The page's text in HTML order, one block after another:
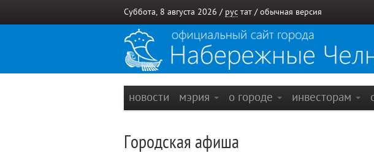
Суббота, 8 августа 2026 / рус тат / обычная версия
новости мэрия о городе инвесторам
Городская афиша